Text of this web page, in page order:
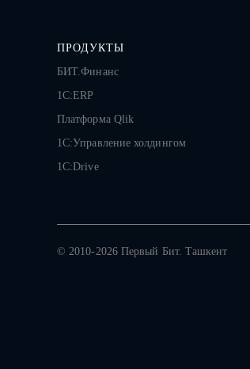
ПРОДУКТЫ
БИТ.Финанс
1С:ERP
Платформа Qlik
1С:Управление холдингом
1C:Drive
© 2010-2026 Первый Бит. Ташкент